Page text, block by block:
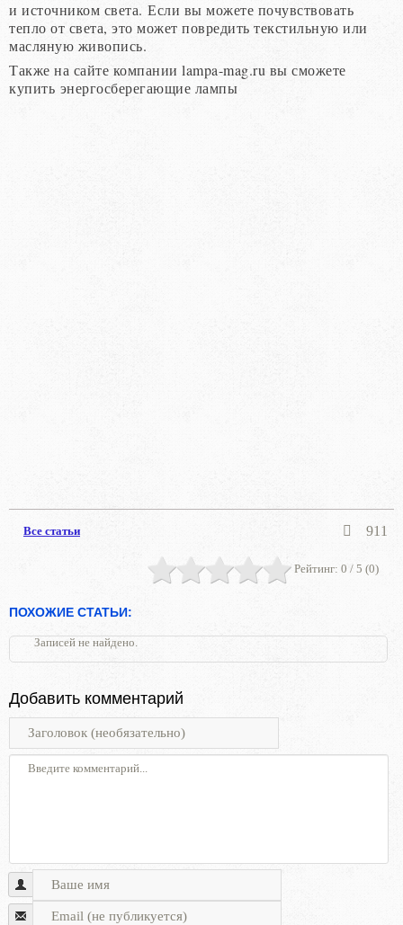
и источником света. Если вы можете почувствовать
тепло от света, это может повредить текстильную или
масляную живопись.
Также на сайте компании lampa-mag.ru вы сможете
купить энергосберегающие лампы
Все статьи 911
Рейтинг: 0 / 5 (0)
ПОХОЖИЕ СТАТЬИ:
Записей не найдено.
Добавить комментарий